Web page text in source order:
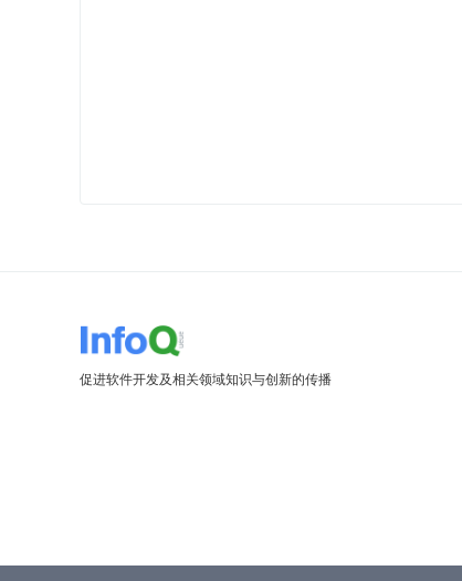
促进软件开发及相关领域知识与创新的传播